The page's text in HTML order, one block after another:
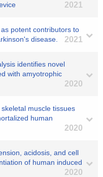
2021
potent contributors to
disease.
2021
identifies novel
with amyotrophic
2020
muscle tissues
human
2020
acidosis, and cell
of human induced
2020